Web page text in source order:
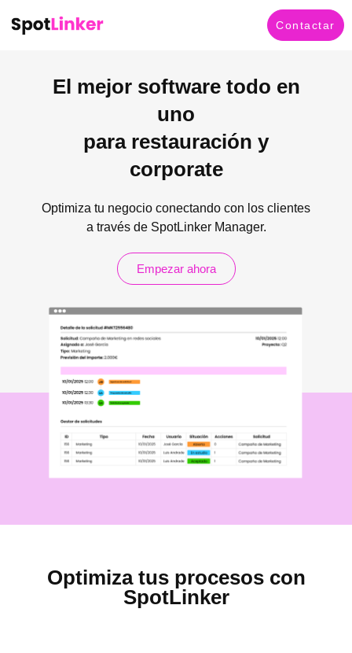
Contactar
El mejor software todo en
uno
para restauración y
corporate
Optimiza tu negocio conectando con los clientes
a través de SpotLinker Manager.
Empezar ahora
Optimiza tus procesos con
SpotLinker